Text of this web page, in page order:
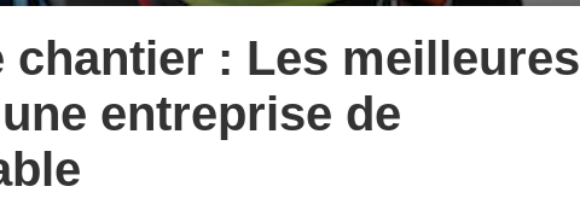
: Les meilleures
entreprise de